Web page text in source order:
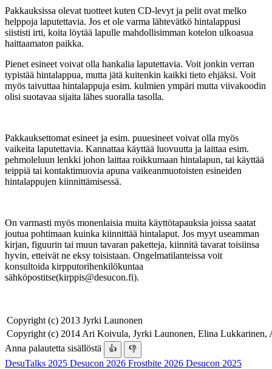
Pakkauksissa olevat tuotteet kuten CD-levyt ja pelit ovat melko
helppoja laputettavia. Jos et ole varma lähtevätkö hintalappusi
siististi irti, koita löytää lapulle mahdollisimman kotelon ulkoasua
haittaamaton paikka.
Pienet esineet voivat olla hankalia laputettavia. Voit jonkin verran
typistää hintalappua, mutta jätä kuitenkin kaikki tieto ehjäksi. Voit
myös taivuttaa hintalappuja esim. kulmien ympäri mutta viivakoodin
olisi suotavaa sijaita lähes suoralla tasolla.
Pakkauksettomat esineet ja esim. puuesineet voivat olla myös
vaikeita laputettavia. Kannattaa käyttää luovuutta ja laittaa esim.
pehmoleluun lenkki johon laittaa roikkumaan hintalapun, tai käyttää
teippiä tai kontaktimuovia apuna vaikeanmuotoisten esineiden
hintalappujen kiinnittämisessä.
On varmasti myös monenlaisia muita käyttötapauksia joissa saatat
joutua pohtimaan kuinka kiinnittää hintalaput. Jos myyt useamman
kirjan, figuurin tai muun tavaran paketteja, kiinnitä tavarat toisiinsa
hyvin, etteivät ne eksy toisistaan. Ongelmatilanteissa voit
konsultoida kirpputorihenkilökuntaa
sähköpostitse(kirppis@desucon.fi).
Copyright (c) 2013 Jyrki Launonen
Copyright (c) 2014 Ari Koivula, Jyrki Launonen, Elina Lukkarinen,
Anna palautetta sisällöstä
👍 👎
DesuTalks 2025 Desucon 2026 Frostbite 2026 Desucon 2025